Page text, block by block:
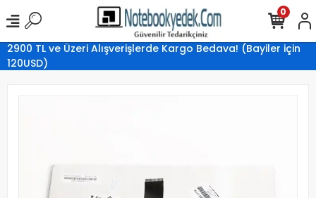
2900 TL ve Üzeri Alışverişlerde Kargo Bedava! (Bayiler için
120USD)
0